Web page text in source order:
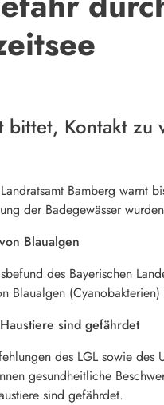
bittet, Kontakt zu
Bamberg warnt
der Badegewässer
Blaualgen
des Bayerischen
Blaualgen
sind gefährdet
des LGL sowie des
gesundheitliche
sind gefährdet.